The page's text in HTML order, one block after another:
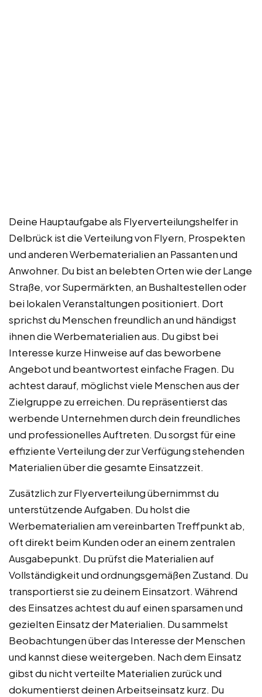
Deine Hauptaufgabe als Flyerverteilungshelfer in
Delbrück ist die Verteilung von Flyern, Prospekten
und anderen Werbematerialien an Passanten und
Anwohner. Du bist an belebten Orten wie der Lange
Straße, vor Supermärkten, an Bushaltestellen oder
bei lokalen Veranstaltungen positioniert. Dort
sprichst du Menschen freundlich an und händigst
ihnen die Werbematerialien aus. Du gibst bei
Interesse kurze Hinweise auf das beworbene
Angebot und beantwortest einfache Fragen. Du
achtest darauf, möglichst viele Menschen aus der
Zielgruppe zu erreichen. Du repräsentierst das
werbende Unternehmen durch dein freundliches
und professionelles Auftreten. Du sorgst für eine
effiziente Verteilung der zur Verfügung stehenden
Materialien über die gesamte Einsatzzeit.
Zusätzlich zur Flyerverteilung übernimmst du
unterstützende Aufgaben. Du holst die
Werbematerialien am vereinbarten Treffpunkt ab,
oft direkt beim Kunden oder an einem zentralen
Ausgabepunkt. Du prüfst die Materialien auf
Vollständigkeit und ordnungsgemäßen Zustand. Du
transportierst sie zu deinem Einsatzort. Während
des Einsatzes achtest du auf einen sparsamen und
gezielten Einsatz der Materialien. Du sammelst
Beobachtungen über das Interesse der Menschen
und kannst diese weitergeben. Nach dem Einsatz
gibst du nicht verteilte Materialien zurück und
dokumentierst deinen Arbeitseinsatz kurz. Du